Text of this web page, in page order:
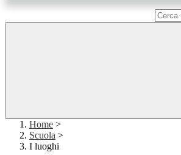
Home >
Scuola >
I luoghi